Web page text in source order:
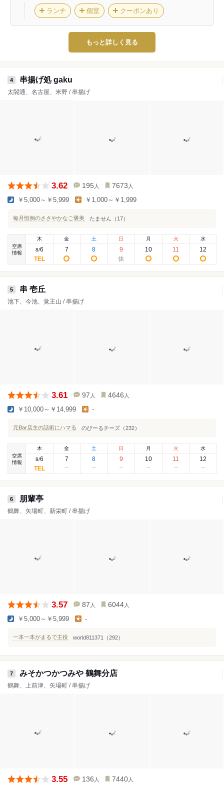
ランチ 個室 クーポンあり
もっと詳しく見る
4 串揚げ処 gaku
太閤通、名古屋、米野 / 串揚げ
3.62 195 人 7673 人
￥5,000～￥5,999 ￥1,000～￥1,999
毎月恒例のささやかなご褒美 たません（17）
空席
情報
木
8/6
金
7
土
8
日
9
月
10
火
11
水
12
5 串 壱丘
池下、今池、覚王山 / 串揚げ
3.61 97 人 4646 人
￥10,000～￥14,999 -
元Bar店主の話術にハマる のびーるチーズ（232）
空席
情報
木
8/6
金
7
土
8
日
9
月
10
火
11
水
12
6 朋輩亭
鶴舞、矢場町、新栄町 / 串揚げ
3.57 87 人 6044 人
￥5,000～￥5,999 -
一本一本がまるで主役 world811371（292）
7 みそかつかつみや 鶴舞分店
鶴舞、上前津、矢場町 / 串揚げ
3.55 136 人 7440 人